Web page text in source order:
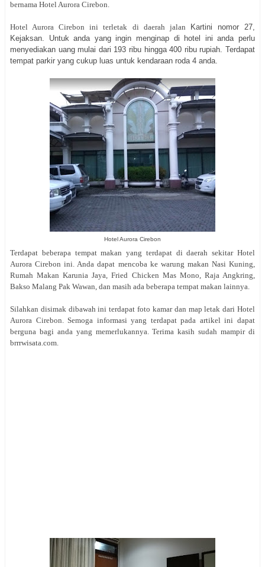
bernama Hotel Aurora Cirebon.
Hotel Aurora Cirebon ini terletak di daerah jalan
Kartini nomor 27,
Kejaksan. Untuk anda yang ingin menginap di hotel ini anda perlu
menyediakan uang mulai dari 193 ribu hingga 400 ribu rupiah. Terdapat
tempat parkir yang cukup luas untuk kendaraan roda 4 anda.
Hotel Aurora Cirebon
Terdapat beberapa tempat makan yang terdapat di daerah sekitar Hotel
Aurora Cirebon ini. Anda dapat mencoba ke warung makan Nasi Kuning,
Rumah Makan Karunia Jaya, Fried Chicken Mas Mono, Raja Angkring,
Bakso Malang Pak Wawan, dan masih ada beberapa tempat makan lainnya.
Silahkan disimak dibawah ini terdapat foto kamar dan map letak dari Hotel
Aurora Cirebon. Semoga informasi yang terdapat pada artikel ini dapat
berguna bagi anda yang memerlukannya. Terima kasih sudah mampir di
brrrwisata.com.